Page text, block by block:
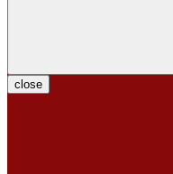
close